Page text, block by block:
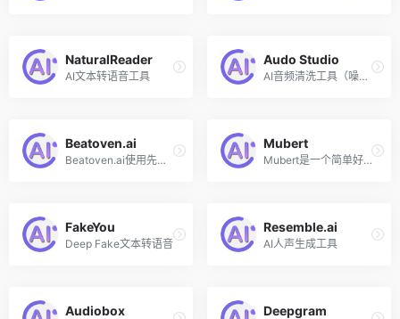
NaturalReader
AI文本转语音工具
Audo Studio
AI音频清洗工具（噪音消除、声音平衡、音量调节）
Beatoven.ai
Beatoven.ai使用先进的人工智能音乐生成技术来创作独特的基于情绪的音乐，以适合内容创作者视频或播客的每一部分，生成符合创作者叙事的独特免版税音乐。
Mubert
Mubert是一个简单好用的人工智能生成音乐的在线网站，可以帮助创作者将AI生成的音乐应用于视频内容、播客和应用程序等。用户只需在Mubert Render网页上，可以输入任何文本描述内容，如风格、流派或情绪的名称，该AI音乐生成器将生成一条持续时间长达 25 分钟的合适曲目。
FakeYou
Deep Fake文本转语音
Resemble.ai
AI人声生成工具
Audiobox Deepgram